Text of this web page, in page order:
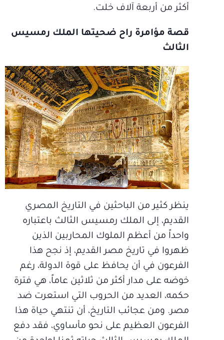
أكثر من أربعة آلاف خلت.
قصة مؤامرة راح ضحيتها الملك رمسيس
الثالث
ينظر كثير من الباحثين في التاريخ المصري
القديم، إلى الملك رمسيس الثالث باعتباره
واحداً من أعظم الملوك المحاربين الذين
ظهروا في تاريخ مصر القديم، إذ نجح هذا
الفرعون في أن يحافظ على قوة الدولة، رغم
خوضه على مدار أكثر من ثلاثين عاماً، هي فترة
حكمه، العديد من الحروب التي استعرت ضد
مصر. ومن عجائب التاريخ، أن تنتهي حياة هذا
الفرعون العظيم على نحو مأساوي، فقد دفع